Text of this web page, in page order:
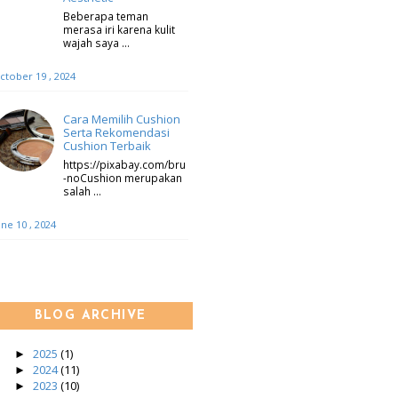
Beberapa teman
merasa iri karena kulit
wajah saya …
19 , 2024
Cara Memilih Cushion
Serta Rekomendasi
Cushion Terbaik
https://pixabay.com/bru
-noCushion merupakan
salah …
10 , 2024
BLOG ARCHIVE
► 2025 (1)
► 2024(11)
► 2023 (10)